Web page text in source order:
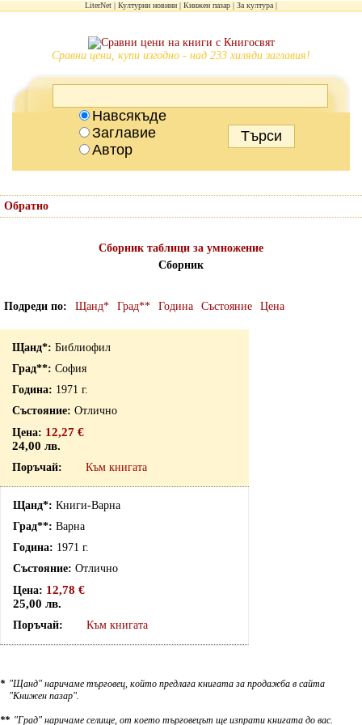
LiterNet Културни новини Книжен пазар За култура
Сравни цени, купи изгодно - над 233 хиляди заглавия!
Навсякъде
Заглавие
Автор
Обратно
Сборник таблици за умножение
Сборник
Подреди по Щанд* Град** Година Състояние Цена
Библиофил
София
1971 г.
Отлично
12,27 €
24,00 лв.
Към книгата
Книги-Варна
Варна
1971 г.
Отлично
12,78 €
25,00 лв.
Към книгата
* "Щанд" наричаме търговец, който предлага книгата за продажба в сайта
"Книжен пазар".
** "Град" наричаме селище, от което търговецът ще изпрати книгата до вас.